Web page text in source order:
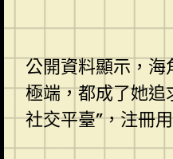
公開資料顯示，
極端，都成了她追
社交平臺”，注冊